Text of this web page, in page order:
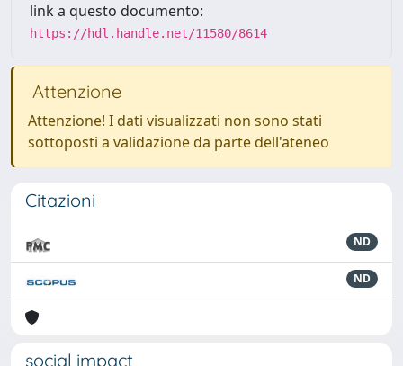
link a questo documento:
https://hdl.handle.net/11580/8614
Attenzione
Attenzione! I dati visualizzati non sono stati
sottoposti a validazione da parte dell'ateneo
Citazioni
ND
ND
social impact